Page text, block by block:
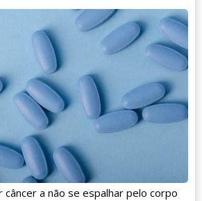
câncer a não se espalhar pelo corpo